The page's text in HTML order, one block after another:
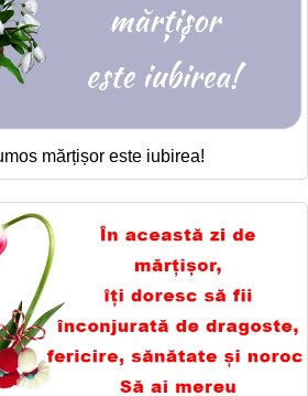
mărțișor este iubirea!